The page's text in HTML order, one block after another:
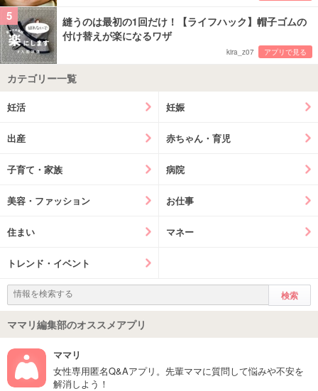
5
縫うのは最初の1回だけ！【ライフハック】帽子ゴムの
付け替えが楽になるワザ
kira_z07 アプリで見る
カテゴリー一覧
妊活 妊娠
出産 赤ちゃん・育児
子育て・家族 病院
美容・ファッション お仕事
住まい マネー
トレンド・イベント
ママリ編集部のオススメアプリ
ママリ
女性専用匿名Q&Aアプリ。先輩ママに質問して悩みや不安を
解消しよう！